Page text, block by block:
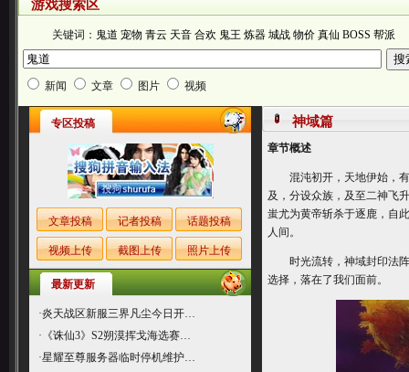
游戏搜索区
关键词： 鬼道 宠物 青云 天音 合欢 鬼王 炼器 城战 物价 真仙 BOSS 帮派
新闻 文章 图片 视频
专区投稿
文章投稿 记者投稿 话题投稿
视频上传 截图上传 照片上传
最新更新
·炎天战区新服三界凡尘今日开…
· 《诛仙3》S2朔漠挥戈海选赛…
·星耀至尊服务器临时停机维护…
神域篇
章节概述
混沌初开，天地伊始，有
及，分设众族，及至二神飞
蚩尤为黄帝斩杀于逐鹿，自
人间。
时光流转，神域封印法阵
选择，落在了我们面前。